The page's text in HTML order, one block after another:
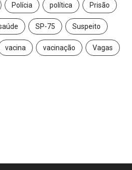
Polícia política Prisão
SP-75 Suspeito
vacina vacinação Vagas